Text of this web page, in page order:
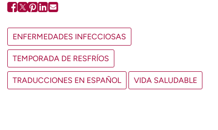
ENFERMEDADES INFECCIOSAS
TEMPORADA DE RESFRÍOS
TRADUCCIONES EN ESPAÑOL VIDA SALUDABLE